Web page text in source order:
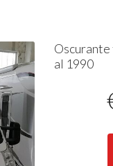
al 1990